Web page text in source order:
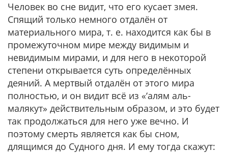
Человек во сне видит, что его кусает змея.
Спящий только немного отдалён от
материального мира, т. е. находится как бы в
промежуточном мире между видимым и
невидимым мирами, и для него в некоторой
степени открывается суть определённых
деяний. А мертвый отдалён от этого мира
полностью, и он видит всё из «‘алям аль-
малякут» действительным образом, и это будет
так продолжаться для него уже вечно. И
поэтому смерть является как бы сном,
длящимся до Судного дня. И ему тогда скажут: